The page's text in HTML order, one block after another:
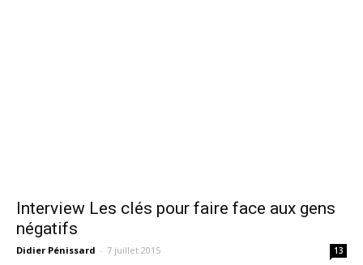
Interview Les clés pour faire face aux gens
négatifs
Didier Pénissard - 7 juillet 2015 13